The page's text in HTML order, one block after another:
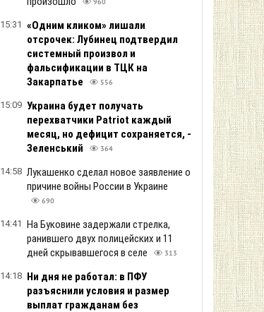
960
15:31 «Одним кликом» лишали
отсрочек: Лубинец подтвердил
системный произвол и
фальсификации в ТЦК на
Закарпатье
556
15:09 Украина будет получать
перехватчики Patriot каждый
месяц, но дефицит сохраняется, -
Зеленський
364
14:58 Лукашенко сделал новое заявление о
причине войны России в Украине
690
14:41 На Буковине задержали стрелка,
ранившего двух полицейских и 11
дней скрывавшегося в селе
313
14:18 Ни дня не работал: в ПФУ
разъяснили условия и размер
выплат гражданам без